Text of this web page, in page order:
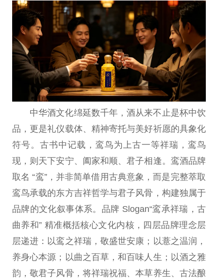
中华酒文化绵延数千年，酒从来不止是杯中饮
品，更是礼仪载体、 精神寄托与美好祈愿的具象化
符号。古书中记载，鸾鸟为上古一等祥瑞，鸾鸟
现，则天下安宁、阖家和顺、君子相逢。鸾酒品牌
取名 “鸾”，并非简单借用古典意象，而是完整萃取
鸾鸟承载的东方吉祥哲学与君子风骨，构建独属于
品牌的文化叙事体系。品牌 Slogan“鸾承祥瑞，古
曲养和” 精准概括核心文化内核，四层品牌理念层
层递进：以鸾之祥瑞，敬盛世安康；以薏之温润，
养身心本源；以曲之百草，和百味人生；以酒之雅
韵，敬君子风骨，将祥瑞祝福、本草养生、古法酿